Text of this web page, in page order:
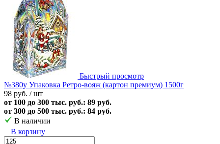
Быстрый просмотр
№380у Упаковка Ретро-вояж (картон премиум) 1500г
98 руб. / шт
от 100 до 300 тыс. руб.: 89 руб.
от 300 до 500 тыс. руб.: 84 руб.
В наличии
В корзину